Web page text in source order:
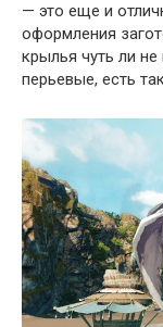
— это еще и
оформления
крылья чуть ли не
перьевые, есть